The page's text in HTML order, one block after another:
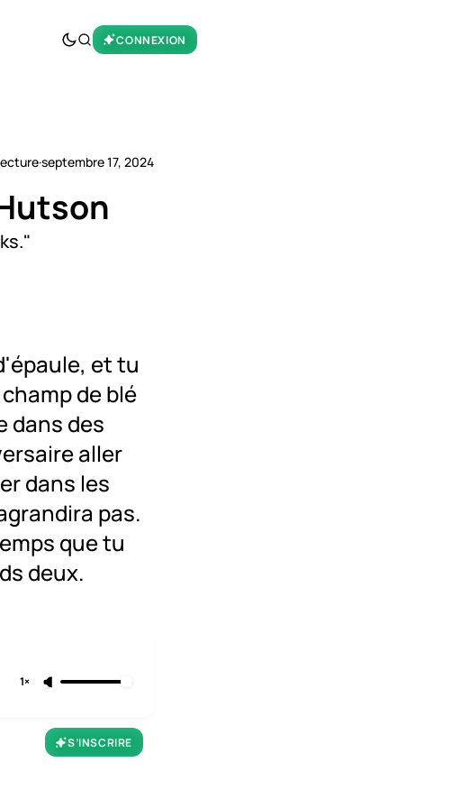
CONNEXION
·septembre 17, 2024
et tu
de blé
dans des
aller
dans les
pas.
que tu
deux.
1×
S’INSCRIRE